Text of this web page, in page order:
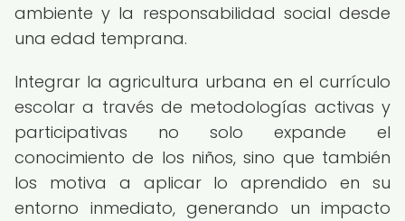
ambiente y la responsabilidad social desde
una edad temprana.
Integrar la agricultura urbana en el currículo
escolar a través de metodologías activas y
participativas no solo expande el
conocimiento de los niños, sino que también
los motiva a aplicar lo aprendido en su
entorno inmediato, generando un impacto